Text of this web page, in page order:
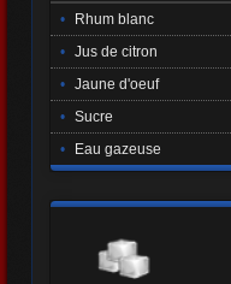
• Rhum blanc
• Jus de citron
• Jaune d'oeuf
• Sucre
•
Eau gazeuse